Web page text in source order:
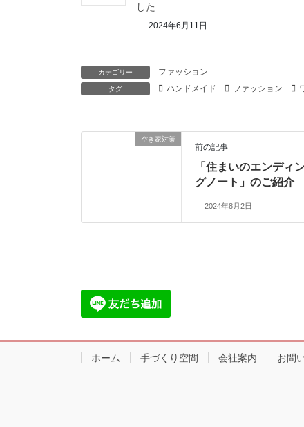
した
2024年6月11日
カテゴリー ファッション
タグ ハンドメイド ファッション
空き家対策
前の記事
「住まいのエンディ
グノート」のご紹介
2024年8月2日
ホーム 手づくり空間 会社案内 お問